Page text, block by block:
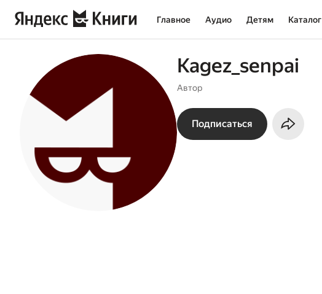
Главное Аудио Детям Каталог
Kagez_senpai
Автор
Подписаться